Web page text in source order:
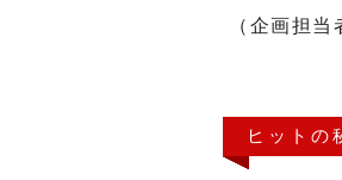
（企画担
ヒットの